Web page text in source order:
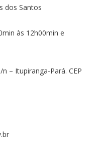
dos Santos
às 12h00min e
– Itupiranga-Pará. CEP